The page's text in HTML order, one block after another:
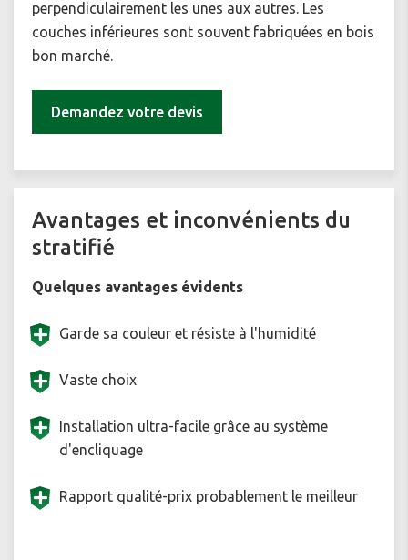
perpendiculairement les unes aux autres. Les
couches inférieures sont souvent fabriquées en bois
bon marché.
Demandez votre devis
Avantages et inconvénients du
stratifié
Quelques avantages évidents
Garde sa couleur et résiste à l'humidité
Vaste choix
Installation ultra-facile grâce au système
d'encliquage
Rapport qualité-prix probablement le meilleur